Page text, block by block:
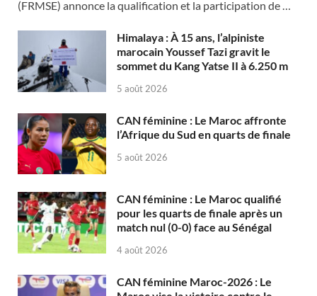
(FRMSE) annonce la qualification et la participation de …
Himalaya : À 15 ans, l’alpiniste
marocain Youssef Tazi gravit le
sommet du Kang Yatse II à 6.250 m
5 août 2026
CAN féminine : Le Maroc affronte
l’Afrique du Sud en quarts de finale
5 août 2026
CAN féminine : Le Maroc qualifié
pour les quarts de finale après un
match nul (0-0) face au Sénégal
4 août 2026
CAN féminine Maroc-2026 : Le